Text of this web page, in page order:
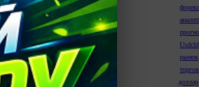
форекс
Usdchf
рынок
доллар